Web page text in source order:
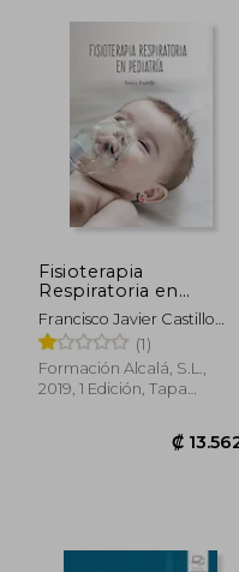
Fisioterapia
Respiratoria en
Pediatria
Francisco Javier Castillo
Montes
(1)
Formación Alcalá, S.L.,
2019, 1 Edición, Tapa